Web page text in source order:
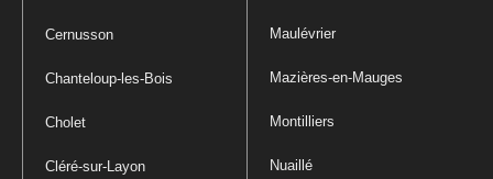
Cernusson
Chanteloup-les-Bois
Cholet
Cléré-sur-Layon
Maulévrier
Mazières-en-Mauges
Montilliers
Nuaillé